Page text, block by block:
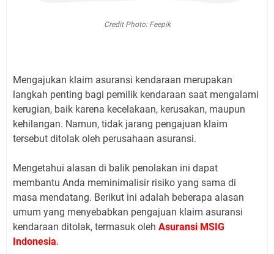
Credit Photo: Feepik
Mengajukan klaim asuransi kendaraan merupakan
langkah penting bagi pemilik kendaraan saat mengalami
kerugian, baik karena kecelakaan, kerusakan, maupun
kehilangan. Namun, tidak jarang pengajuan klaim
tersebut ditolak oleh perusahaan asuransi.
Mengetahui alasan di balik penolakan ini dapat
membantu Anda meminimalisir risiko yang sama di
masa mendatang. Berikut ini adalah beberapa alasan
umum yang menyebabkan pengajuan klaim asuransi
kendaraan ditolak, termasuk oleh Asuransi MSIG
Indonesia.